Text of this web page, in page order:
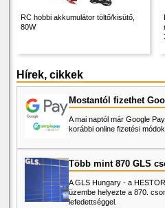
RC hobbi akkumulátor töltő/kisütő,
80W
Hírek, cikkek
Mostantól fizethet
A mai naptól már Google
korábbi online fizetési
Több mint 870 GLS
A GLS Hungary - a
üzembe helyezte a 870.
lefedettséggel.